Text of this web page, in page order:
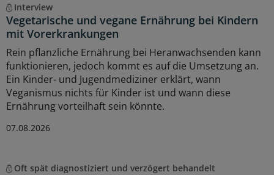
Interview
Vegetarische und vegane Ernährung bei Kindern
mit Vorerkrankungen
Rein pflanzliche Ernährung bei Heranwachsenden kann
funktionieren, jedoch kommt es auf die Umsetzung an.
Ein Kinder- und Jugendmediziner erklärt, wann
Veganismus nichts für Kinder ist und wann diese
Ernährung vorteilhaft sein könnte.
07.08.2026
Oft spät diagnostiziert und verzögert behandelt